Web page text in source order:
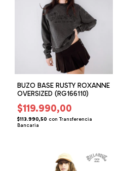
BUZO BASE RUSTY ROXANNE
OVERSIZED (RG166110)
$119.990,00
$113.990,50 con Transferencia
Bancaria